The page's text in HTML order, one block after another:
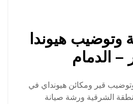
وتوضيب هيوندا
– الدمام
قير ومكائن هيونداي في
الشرقية ورشة صيانة